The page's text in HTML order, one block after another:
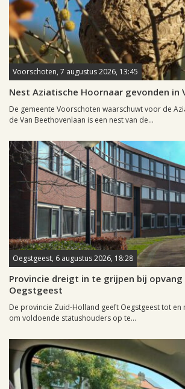
Voorschoten, 7 augustus 2026, 13:45
Nest Aziatische Hoornaar gevonden in
De gemeente Voorschoten waarschuwt voor de
de Van Beethovenlaan is een nest van de...
Oegstgeest, 6 augustus 2026, 18:28
Provincie dreigt in te grijpen bij
Oegstgeest
De provincie Zuid-Holland geeft Oegstgeest tot en
om voldoende statushouders op te...